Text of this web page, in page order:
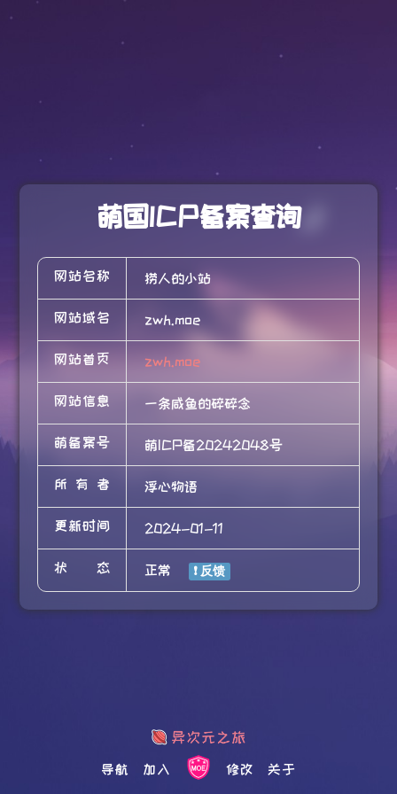
萌国ICP备案查询
网站名称 捞人的小站
网站域名 zwh.moe
网站首页 zwh.moe
网站信息 一条咸鱼的碎碎念
萌备案号 萌ICP备20242048号
所有者 浮心物语
更新时间 2024-01-11
状态 正常
导航 加入 修改 关于